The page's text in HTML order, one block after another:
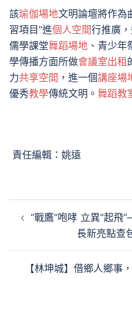
該瑜伽場地文明論壇將作為
習項目”進個人空間行推廣
儒學課堂舞蹈場地 、青少
學傳播方面所做會議室出租
力共享空間 ，進一個講座場
優秀教學傳統文明。 舞蹈教
責任編輯：姚遠
章 “戰鷹”咆哮 立異“起
長新亮點查
【林坤城】借鄉人鄉事